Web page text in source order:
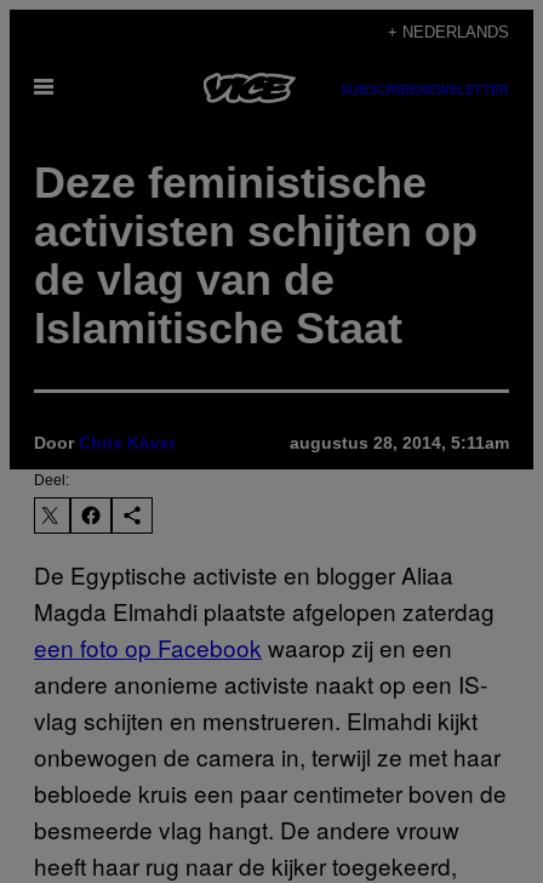
de
+ NEDERLANDS
Open
SUBSCRIBENEWSLETTER
Deze feministische
activisten schijten op
de vlag van de
Islamitische Staat
DoorChris Köver augustus 28, 2014, 5:11am
Deel:
De Egyptische activiste en blogger Aliaa
Magda Elmahdi plaatste afgelopen zaterdag
een foto op Facebook waarop zij en een
andere anonieme activiste naakt op een IS-
vlag schijten en menstrueren. Elmahdi kijkt
onbewogen de camera in, terwijl ze met haar
bebloede kruis een paar centimeter boven de
besmeerde vlag hangt. De andere vrouw
heeft haar rug naar de kijker toegekeerd,